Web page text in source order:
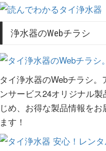
浄水器のWebチラシ
タイ浄水器のWebチラシ。
ンサービス24オリジナル製
じめ、お得な製品情報をお
ます！